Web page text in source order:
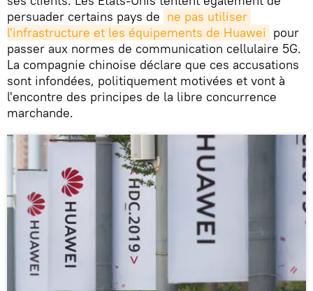
persuader certains pays de ne pas utiliser
l'infrastructure et les équipements de Huawei pour
passer aux normes de communication cellulaire 5G.
La compagnie chinoise déclare que ces accusations
sont infondées, politiquement motivées et vont à
l'encontre des principes de la libre concurrence
marchande.